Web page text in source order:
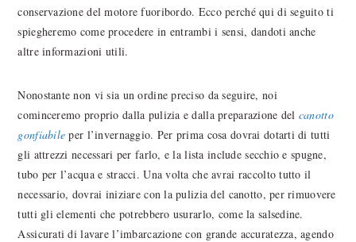
conservazione del motore fuoribordo. Ecco perché qui di seguito ti
spiegheremo come procedere in entrambi i sensi, dandoti anche
altre informazioni utili.
Nonostante non vi sia un ordine preciso da seguire, noi
cominceremo proprio dalla pulizia e dalla preparazione del canotto
gonfiabile per l’invernaggio. Per prima cosa dovrai dotarti di tutti
gli attrezzi necessari per farlo, e la lista include secchio e spugne,
tubo per l’acqua e stracci. Una volta che avrai raccolto tutto il
necessario, dovrai iniziare con la pulizia del canotto, per rimuovere
tutti gli elementi che potrebbero usurarlo, come la salsedine.
Assicurati di lavare l’imbarcazione con grande accuratezza, agendo